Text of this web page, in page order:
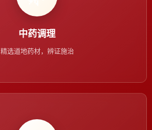
中药调理
精选道地药材，辨证施治